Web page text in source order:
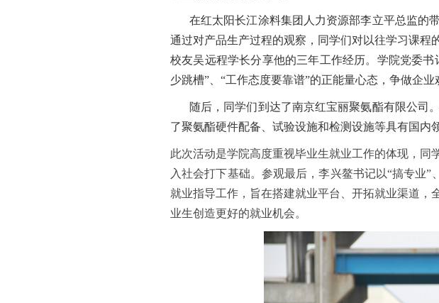
在红太阳长江涂料集团人力资源部李立平总监的
通过对产品生产过程的观察，同学们对以往学习课
校友吴远程学长分享他的三年工作经历。学院党委
少跳槽” “工作态度要靠谱”的正能量心态，争做企业
随后，同学们到达了南京红宝丽聚氨酯有限公司
了聚氨酯硬件配备、试验设施和检测设施等具有国内
此次活动是学院高度重视毕业生就业工作的体现，
入社会打下基础。参观最后，李兴鳌书记以“搞专业”
就业指导工作，旨在搭建就业平台、开拓就业渠道，
业生创造更好的就业机会。